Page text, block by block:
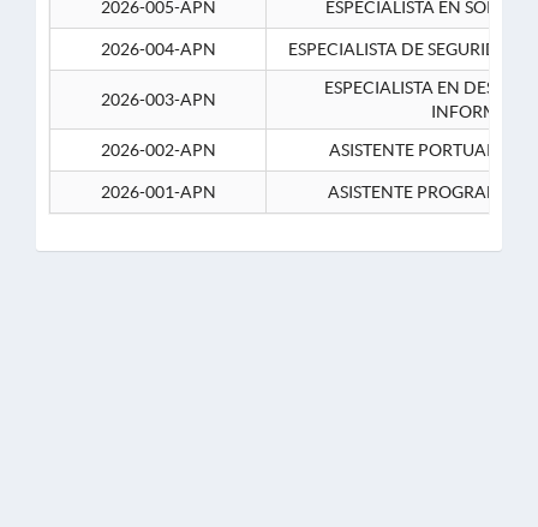
2026-005-APN ESPECIALISTA EN
2026-004-APN ESPECIALISTA DE SEGURIDAD
2026-003-APN
ESPECIALISTA EN
2026-002-APN
ASISTENTE PORTUARIO 2-
2026-001-APN ASISTENTE